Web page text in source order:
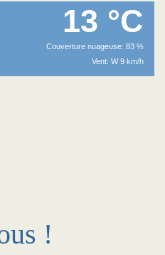
13 °C
Couverture nuageuse: 83 %
Vent: W 9 km/h
!